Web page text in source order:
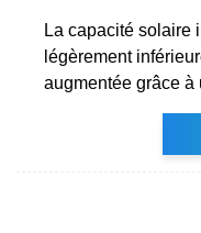
La capacité solaire
légèrement
augmentée grâce à